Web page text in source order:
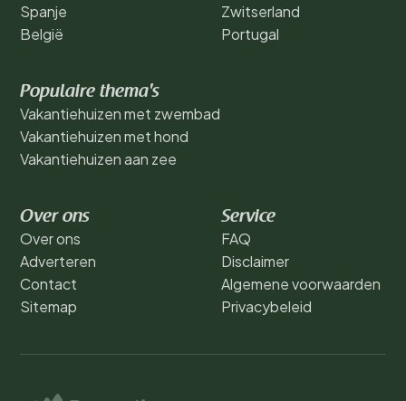
Spanje
België
Zwitserland
Portugal
Populaire thema's
Vakantiehuizen met zwembad
Vakantiehuizen met hond
Vakantiehuizen aan zee
Over ons
Over ons
Adverteren
Contact
Sitemap
Service
FAQ
Disclaimer
Algemene voorwaarden
Privacybeleid